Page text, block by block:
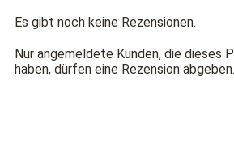
Es gibt noch keine Rezensionen.
Nur angemeldete Kunden, die dieses
haben, dürfen eine Rezension abgeben.